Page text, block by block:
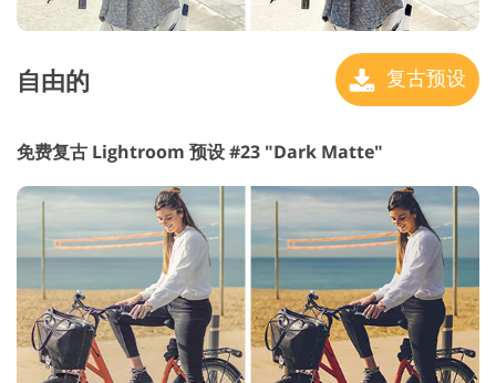
自由的 复古预设
免费复古 Lightroom 预设 #23 "Dark Matte"